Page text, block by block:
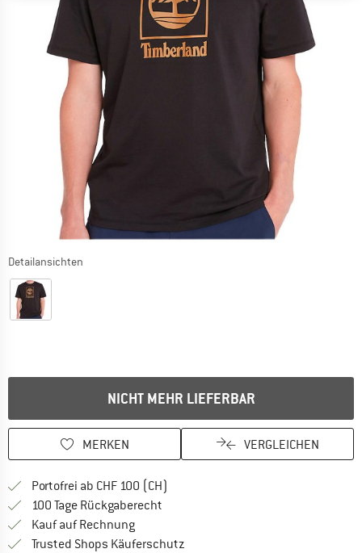
Detailansichten
NICHT MEHR LIEFERBAR
MERKEN VERGLEICHEN
Portofrei ab CHF 100 (CH)
100 Tage Rückgaberecht
Kauf auf RechnungFinde die Zahlungs-Infos hier! Öffnet
Trusted Shops Käuferschutz